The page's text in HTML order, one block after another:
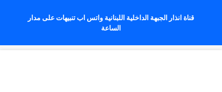
قناة انذار الجبهة الداخلية اللبنانية واتس اب تنبيهات على مدار
الساعة